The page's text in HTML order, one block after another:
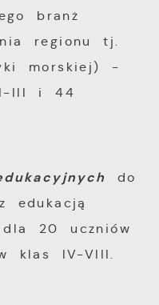
branż
regionu tj.
morskiej) -
III i 44
do
edukacją
20 uczniów
klas IV-VIII.